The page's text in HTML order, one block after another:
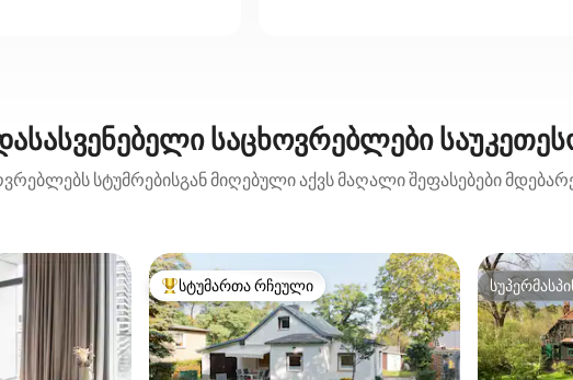
საცხოვრებლები
სტუმრებისგან მიღებული აქვს მაღალი შეფასებები
სტუმართა რჩეული მოწინავე ვარიანტი
სტუმართა რჩეული